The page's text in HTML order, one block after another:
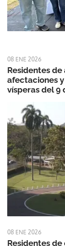
08 ENE 2026
Residentes
afectaciones
vísperas del 9
08 ENE 2026
Residentes